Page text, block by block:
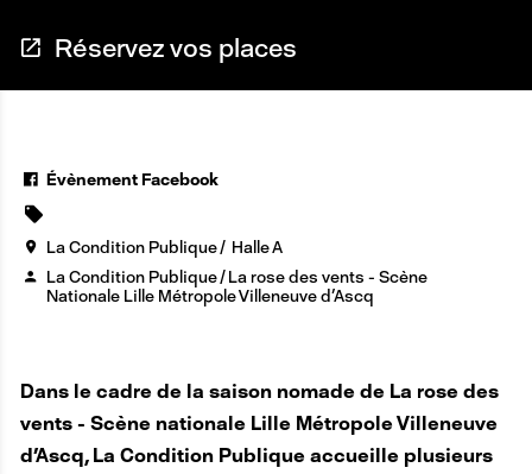
Réservez vos places
Évènement Facebook
La Condition Publique
Halle A
La Condition Publique / La rose des vents - Scène
Nationale Lille Métropole Villeneuve d'Ascq
Dans le cadre de la saison nomade de La rose des
vents - Scène nationale Lille Métropole Villeneuve
d'Ascq, La Condition Publique accueille plusieurs